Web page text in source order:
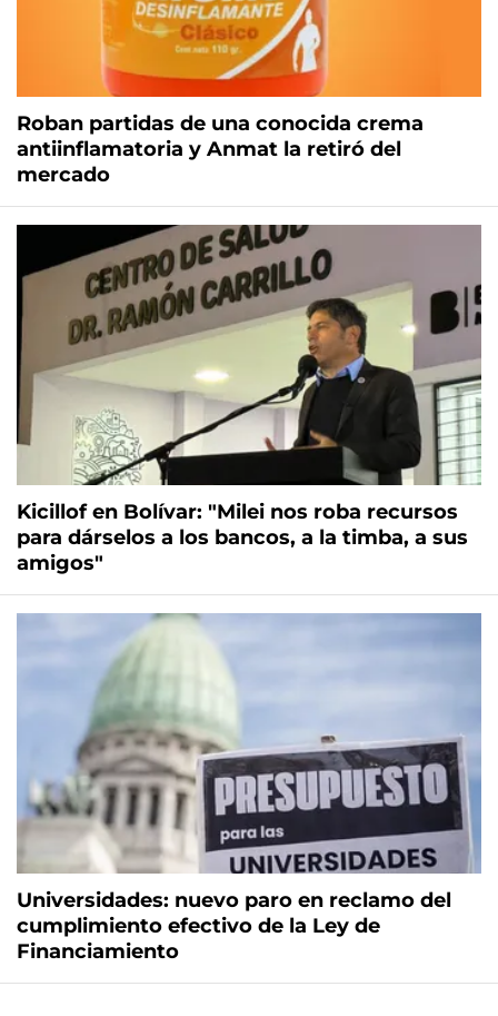
Roban partidas de una conocida crema
antiinflamatoria y Anmat la retiró del
mercado
Kicillof en Bolívar: "Milei nos roba recursos
para dárselos a los bancos, a la timba, a sus
amigos"
Universidades: nuevo paro en reclamo del
cumplimiento efectivo de la Ley de
Financiamiento